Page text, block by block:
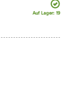
Auf Lager: 19